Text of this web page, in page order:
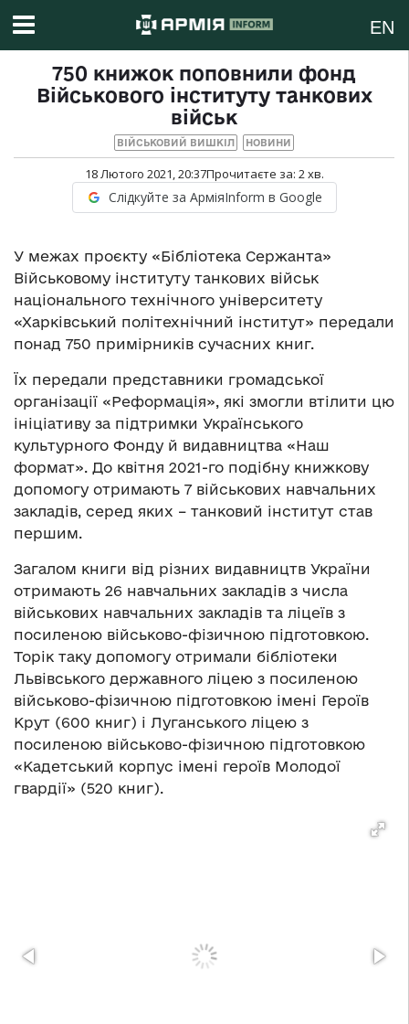
EN
750 книжок поповнили фонд
Військового інституту танкових
військ
ВІЙСЬКОВИЙ ВИШКІЛ НОВИНИ
18 Лютого 2021, 20:37Прочитаєте за: 2хв.
Слідкуйте за АрміяInform в Google
У межах проєкту «Бібліотека Сержанта»
Військовому інституту танкових військ
національного технічного університету
«Харківський політехнічний інститут» передали
понад 750 примірників сучасних книг.
Їх передали представники громадської
організації «Реформація», які змогли втілити цю
ініціативу за підтримки Українського
культурного Фонду й видавництва «Наш
формат». До квітня 2021-го подібну книжкову
допомогу отримають 7 військових навчальних
закладів, серед яких – танковий інститут став
першим.
Загалом книги від різних видавництв України
отримають 26 навчальних закладів з числа
військових навчальних закладів та ліцеїв з
посиленою військово-фізичною підготовкою.
Торік таку допомогу отримали бібліотеки
Львівського державного ліцею з посиленою
військово-фізичною підготовкою імені Героїв
Крут (600 книг) і Луганського ліцею з
посиленою військово-фізичною підготовкою
«Кадетський корпус імені героїв Молодої
гвардії» (520 книг).